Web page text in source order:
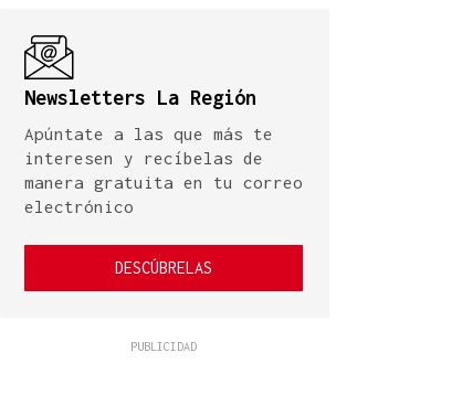
Newsletters La Región
Apúntate a las que más te
interesen y recíbelas de
manera gratuita en tu correo
electrónico
DESCÚBRELAS